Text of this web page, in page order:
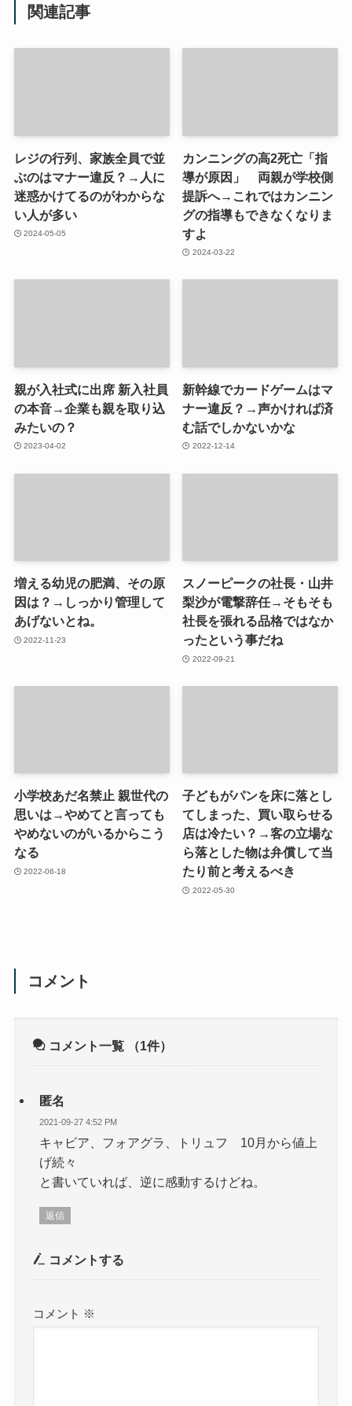
関連記事
レジの行列、家族全員で並
ぶのはマナー違反？→人に
迷惑かけてるのがわからな
い人が多い
2024-05-05
カンニングの高2死亡「指
導が原因」 両親が学校側
提訴へ→これではカンニン
グの指導もできなくなりま
すよ
2024-03-22
親が入社式に出席 新入社員
の本音→企業も親を取り込
みたいの？
2023-04-02
新幹線でカードゲームはマ
ナー違反？→声かければ済
む話でしかないかな
2022-12-14
増える幼児の肥満、その原
因は？→しっかり管理して
あげないとね。
2022-11-23
スノーピークの社長・山井
梨沙が電撃辞任→そもそも
社長を張れる品格ではなか
ったという事だね
2022-09-21
小学校あだ名禁止 親世代の
思いは→やめてと言っても
やめないのがいるからこう
なる
2022-06-18
子どもがパンを床に落とし
てしまった、買い取らせる
店は冷たい？→客の立場な
ら落とした物は弁償して当
たり前と考えるべき
2022-05-30
コメント
コメント一覧 （1件）
匿名
2021-09-27 4:52 PM
キャビア、フォアグラ、トリュフ 10月から値上
げ続々
と書いていれば、逆に感動するけどね。
返信
コメントする
コメント ※